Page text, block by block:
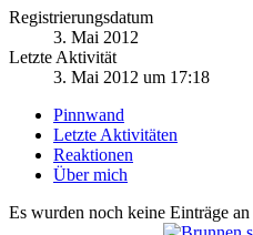
Registrierungsdatum
3. Mai 2012
Letzte Aktivität
3. Mai 2012 um 17:18
Pinnwand
Letzte Aktivitäten
Reaktionen
Über mich
Es wurden noch keine Einträge